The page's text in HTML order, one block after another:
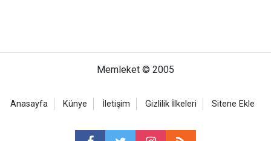
Memleket © 2005
Anasayfa Künye İletişim Gizlilik İlkeleri Sitene Ekle